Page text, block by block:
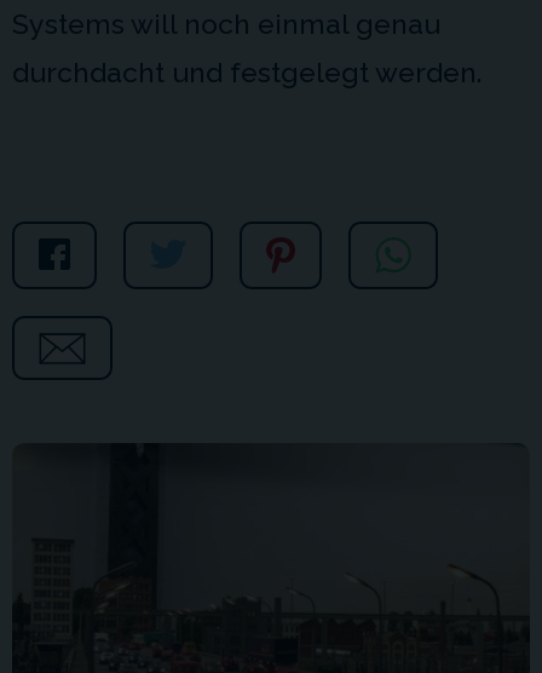
Systems will noch einmal genau
durchdacht und festgelegt werden.